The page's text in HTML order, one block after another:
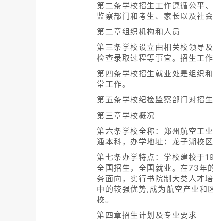
第二条学校招生工作遵循公平
监察部门和考生、家长以及社会
第二章组织机构和人员
第三条学校设立由相关校领导
检查录取过程等事宜。招生工
第四条学校招生就业处是组织
常工作。
第五条学校纪检监察部门对招
第三章学校概况
第六条学校全称：郑州航空工
通本科，办学地址：龙子湖校
第七条办学特点：学校建校于
全国招生，全国就业。在73年
务面向，实行书院制大类人才
中的较强优势,成为航空产业和
校。
第四章招生计划及专业要求